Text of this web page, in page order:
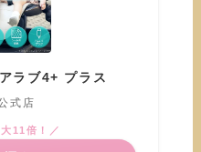
ラブ4+ プラス
式店
11倍！／